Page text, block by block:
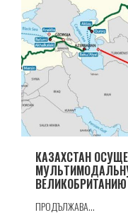
КАЗАХСТАН
ПРОДЪЛЖАВА...